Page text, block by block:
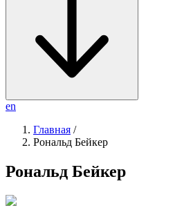
en
Главная /
Рональд Бейкер
Рональд Бейкер